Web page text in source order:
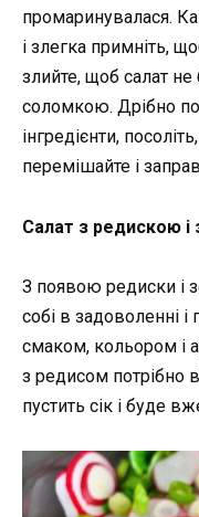
промаринувалася.
і злегка примніть,
злийте, щоб салат не
соломкою. Дрібно
інгредієнти,
перемішайте і
Салат з редискою
З появою редиски і
собі в задоволенні
смаком, кольором і
з редисом потрібно
пустить сік і буде